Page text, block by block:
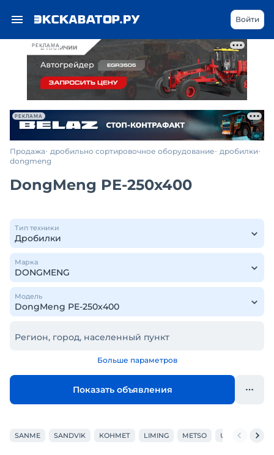
РЕКЛАМА
Войти
РЕКЛАМА
Продажа дробильно сортировочное оборудование дробилки
dongmeng
DongMeng PE-250x400
Тип техники
Марка
Модель
Регион, город, населенный пункт
Больше параметров
Показать объявления
SANME SANDVIK КОНМЕТ LIMING METSO UPSEN